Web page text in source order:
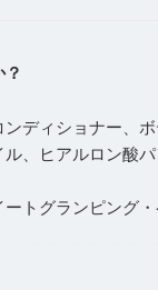
ンディショナー、
ル、ヒアルロン酸
トグランピング